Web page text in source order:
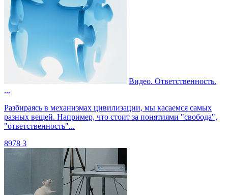
Видео. Ответственность.
...
Разбираясь в механизмах цивилизации, мы касаемся самых
разных вещей. Например, что стоит за понятиями "свобода",
"ответственность"...
8978 3